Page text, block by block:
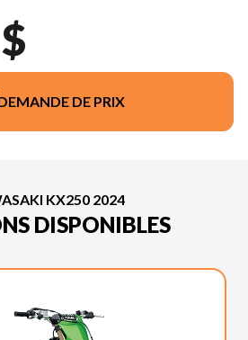
DE PRIX
KX250 2024
DISPONIBLES